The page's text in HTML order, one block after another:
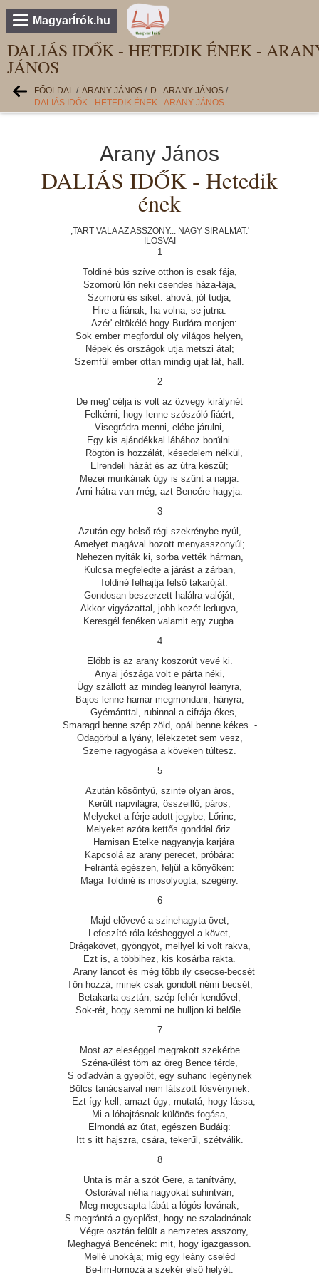
MagyarÍrók.hu
DALIÁS IDŐK - HETEDIK ÉNEK -
JÁNOS
FŐOLDAL / ARANY JÁNOS / D - ARANY JÁNOS /
DALIÁS IDŐK - HETEDIK ÉNEK - ARANY JÁNOS
Arany János
DALIÁS IDŐK - Hetedik
ének
,TART VALA AZ ASSZONY... NAGY SIRALMAT.'
ILOSVAI
1
Toldiné bús szíve otthon is csak fája,
Szomorú lőn neki csendes háza-tája,
Szomorú és siket: ahová, jól tudja,
Hire a fiának, ha volna, se jutna.
Azér' eltökélé hogy Budára menjen:
Sok ember megfordul oly világos helyen,
Népek és országok utja metszi átal;
Szemfül ember ottan mindig ujat lát, hall.
2
De meg' célja is volt az özvegy királynét
Felkérni, hogy lenne szószóló fiáért,
Visegrádra menni, elébe járulni,
Egy kis ajándékkal lábához borúlni.
Rögtön is hozzálát, késedelem nélkül,
Elrendeli házát és az útra készül;
Mezei munkának úgy is szűnt a napja:
Ami hátra van még, azt Bencére hagyja.
3
Azután egy belső régi szekrénybe nyúl,
Amelyet magával hozott menyasszonyúl;
Nehezen nyiták ki, sorba vették hárman,
Kulcsa megfeledte a járást a zárban,
Toldiné felhajtja felső takaróját.
Gondosan beszerzett halálra-valóját,
Akkor vigyázattal, jobb kezét ledugva,
Keresgél fenéken valamit egy zugba.
4
Előbb is az arany koszorút vevé ki.
Anyai jószága volt e párta néki,
Úgy szállott az mindég leányról leányra,
Bajos lenne hamar megmondani, hányra;
Gyémánttal, rubinnal a cifrája ékes,
Smaragd benne szép zöld, opál benne kékes. -
Odagörbül a lyány, lélekzetet sem vesz,
Szeme ragyogása a köveken túltesz.
5
Azután kösöntyű, szinte olyan áros,
Kerűlt napvilágra; összeillő, páros,
Melyeket a férje adott jegybe, Lőrinc,
Melyeket azóta kettős gonddal őriz.
Hamisan Etelke nagyanyja karjára
Kapcsolá az arany perecet, próbára:
Felrántá egészen, feljül a könyökén:
Maga Toldiné is mosolyogta, szegény.
6
Majd elővevé a szinehagyta övet,
Lefeszíté róla késheggyel a követ,
Drágakövet, gyöngyöt, mellyel ki volt rakva,
Ezt is, a többihez, kis kosárba rakta.
Arany láncot és még több ily csecse-becsét
Tőn hozzá, minek csak gondolt némi becsét;
Betakarta osztán, szép fehér kendővel,
Sok-rét, hogy semmi ne hulljon ki belőle.
7
Most az eleséggel megrakott szekérbe
Széna-űlést töm az öreg Bence térde,
S od'adván a gyeplőt, egy suhanc legénynek
Bölcs tanácsaival nem látszott fösvénynek:
Ezt így kell, amazt úgy; mutatá, hogy lássa,
Mi a lóhajtásnak különös fogása,
Elmondá az útat, egészen Budáig:
Itt s itt hajszra, csára, tekerűl, szétválik.
8
Unta is már a szót Gere, a tanítvány,
Ostorával néha nagyokat suhintván;
Meg-megcsapta lábát a lógós lovának,
S megrántá a gyeplőst, hogy ne szaladnának.
Végre osztán felült a nemzetes asszony,
Meghagyá Bencének: mit, hogy igazgasson.
Mellé unokája; míg egy leány cseléd
Be-lim-lomozá a szekér első helyét.